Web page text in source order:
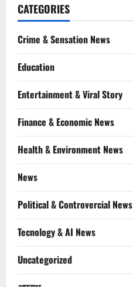
CATEGORIES
Crime & Sensation News
Education
Entertainment & Viral Story
Finance & Economic News
Health & Environment News
News
Political & Controvercial News
Tecnology & AI News
Uncategorized